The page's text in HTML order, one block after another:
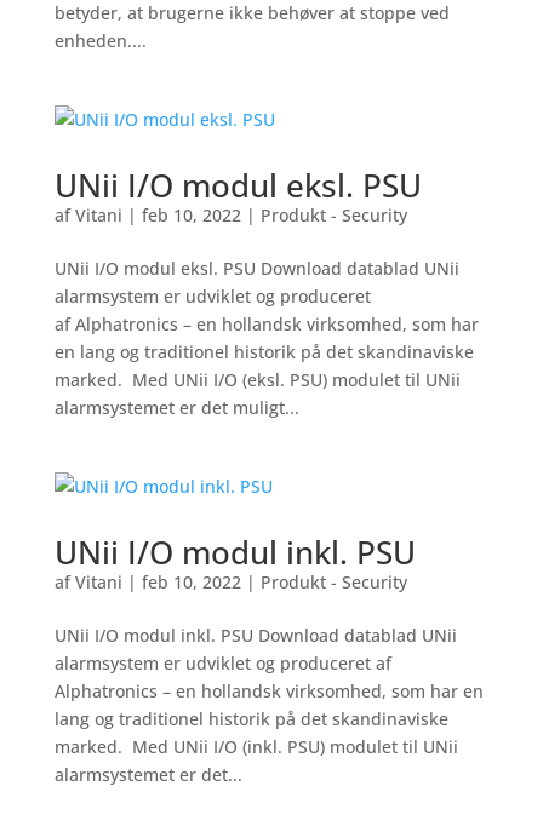
betyder, at brugerne ikke behøver at stoppe ved
enheden....
UNii I/O modul eksl. PSU
afVitani | feb 10, 2022| Produkt - Security
UNii I/O modul eksl. PSU Download datablad UNii
alarmsystem er udviklet og produceret
af Alphatronics – en hollandsk virksomhed, som har
en lang og traditionel historik på det skandinaviske
marked. Med UNii I/O (eksl. PSU) modulet til UNii
alarmsystemet er det muligt...
UNii I/O modul inkl. PSU
afVitani | feb 10, 2022| Produkt - Security
UNii I/O modul inkl. PSU Download datablad UNii
alarmsystem er udviklet og produceret af
Alphatronics – en hollandsk virksomhed, som har en
lang og traditionel historik på det skandinaviske
marked. Med UNii I/O (inkl. PSU) modulet til UNii
alarmsystemet er det...